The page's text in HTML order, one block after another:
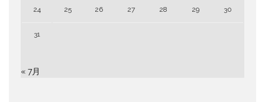
24 25 26 27 28 29 30
31
« 7月